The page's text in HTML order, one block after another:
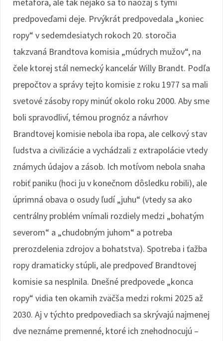
predpoveďami deje. Prvýkrát predpovedala „koniec
ropy“ v sedemdesiatych rokoch 20. storočia
takzvaná Brandtova komisia „múdrych mužov“, na
čele ktorej stál nemecký kancelár Willy Brandt. Podľa
prepočtov a správy tejto komisie z roku 1977 sa mali
svetové zásoby ropy minúť okolo roku 2000. Aby sme
boli spravodliví, témou prognóz a návrhov
Brandtovej komisie nebola iba ropa, ale celkový stav
ľudstva a civilizácie a vychádzali z extrapolácie vtedy
známych údajov a zásob. Ich motívom nebola snaha
robiť paniku (hoci ju v konečnom dôsledku robili), ale
úprimná obava o osudy ľudí „juhu“ (vtedy sa ako
centrálny problém vnímali rozdiely medzi „bohatým
severom“ a „chudobným juhom“ a potreba
prerozdelenia zdrojov a bohatstva). Spotreba i ťažba
ropy dramaticky stúpli, ale predpoveď Brandtovej
komisie sa nesplnila. Dnešné predpovede „konca
ropy“ vidia ten okamih zväčša medzi rokmi 2025 až
2030. Aj v týchto predpovediach sa skrývajú najmenej
dve neznáme premenné, ktoré ich znehodnocujú –